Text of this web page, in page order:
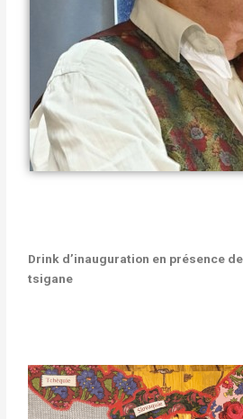
Drink d’inauguration en présence
tsigane